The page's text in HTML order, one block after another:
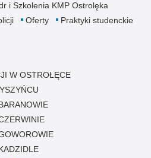
i Szkolenia KMP Ostrolęka
Oferty Praktyki studenckie
W OSTROŁĘCE